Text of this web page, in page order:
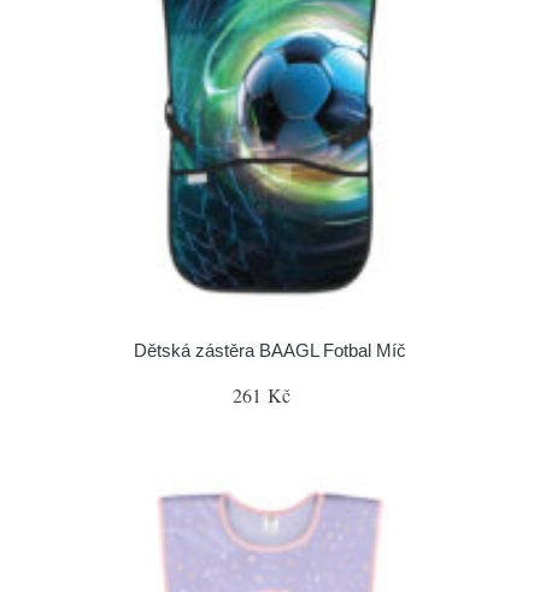
Dětská zástěra BAAGL Fotbal Míč
261 Kč